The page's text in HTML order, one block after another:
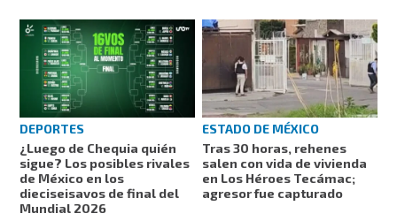
DEPORTES
¿Luego de Chequia quién
sigue? Los posibles rivales
de México en los
dieciseisavos de final del
Mundial 2026
ESTADO DE MÉXICO
Tras 30 horas, rehenes
salen con vida de vivienda
en Los Héroes Tecámac;
agresor fue capturado